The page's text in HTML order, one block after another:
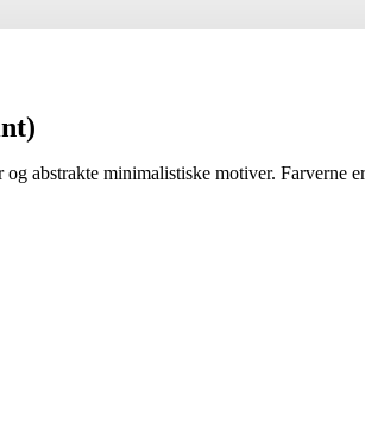
abstrakte minimalistiske motiver.